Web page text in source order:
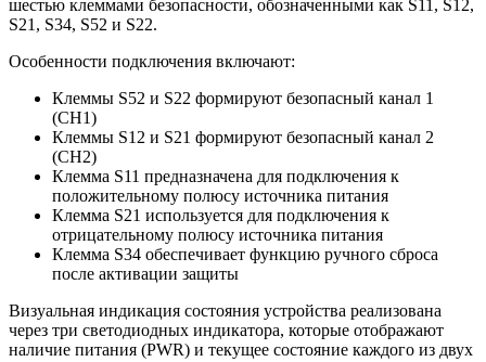
шестью клеммами безопасности, обозначенными как S11, S12,
S21, S34, S52 и S22.
Особенности подключения включают:
Клеммы S52 и S22 формируют безопасный канал 1
(CH1)
Клеммы S12 и S21 формируют безопасный канал 2
(CH2)
Клемма S11 предназначена для подключения к
положительному полюсу источника питания
Клемма S21 используется для подключения к
отрицательному полюсу источника питания
Клемма S34 обеспечивает функцию ручного сброса
после активации защиты
Визуальная индикация состояния устройства реализована
через три светодиодных индикатора, которые отображают
наличие питания (PWR) и текущее состояние каждого из двух